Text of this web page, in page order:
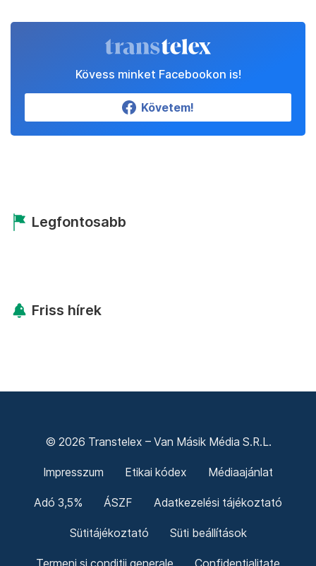
Kövess minket Facebookon is!
Követem!
Legfontosabb
Friss hírek
© 2026 Transtelex – Van Másik Média S.R.L.
Impresszum Etikai kódex Médiaajánlat
Adó 3,5% ÁSZF Adatkezelési tájékoztató
Sütitájékoztató Süti beállítások